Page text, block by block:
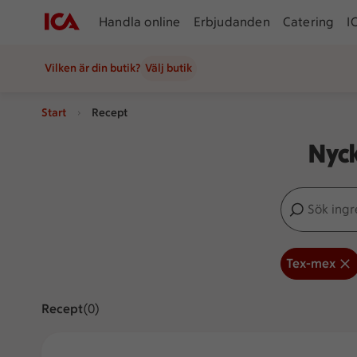
Handla online Erbjudanden Catering
Vilken är din butik? Välj butik
Start Recept
Sök
Inga förslag
Tex-mex
ReceptVisar 0 stycken
(0)